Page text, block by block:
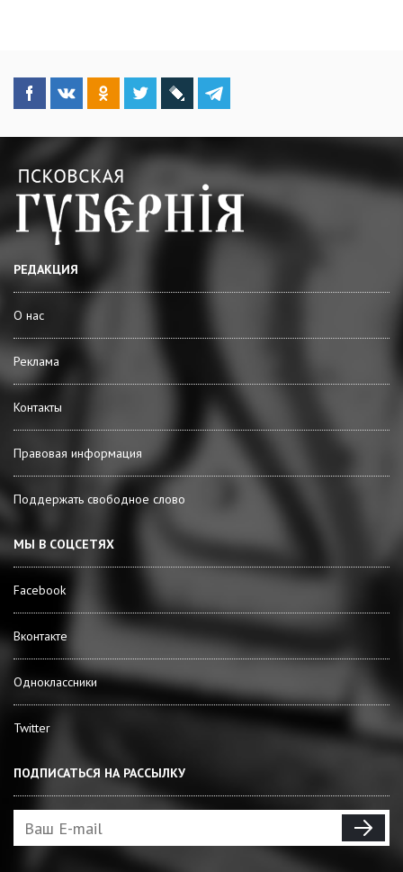
РЕДАКЦИЯ
О нас
Реклама
Контакты
Правовая информация
Поддержать свободное слово
МЫ В СОЦСЕТЯХ
Facebook
Вконтакте
Одноклассники
Twitter
ПОДПИСАТЬСЯ НА РАССЫЛКУ